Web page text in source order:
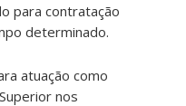
para contratação
determinado.
atuação como
nos